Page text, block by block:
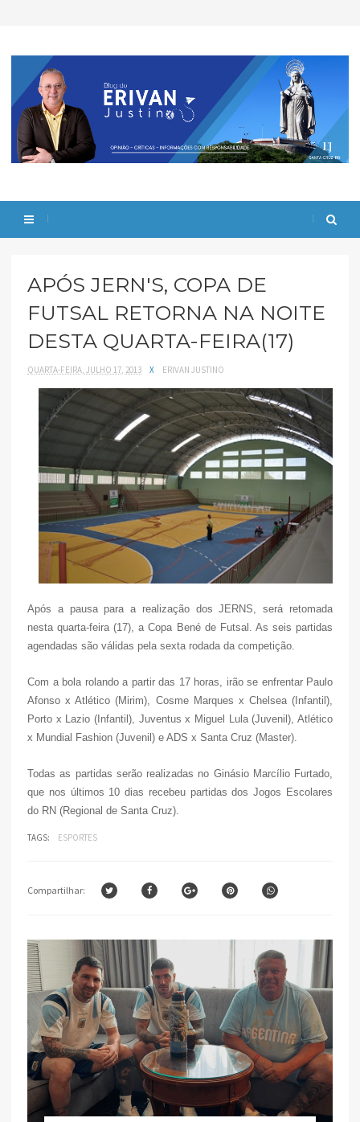
APÓS JERN'S, COPA DE
FUTSAL RETORNA NA NOITE
DESTA QUARTA-FEIRA(17)
QUARTA-FEIRA, JULHO 17, 2013 X ERIVAN JUSTINO
Após a pausa para a realização dos JERNS, será retomada
nesta quarta-feira (17), a Copa Bené de Futsal. As seis partidas
agendadas são válidas pela sexta rodada da competição.
Com a bola rolando a partir das 17 horas, irão se enfrentar Paulo
Afonso x Atlético (Mirim), Cosme Marques x Chelsea (Infantil),
Porto x Lazio (Infantil), Juventus x Miguel Lula (Juvenil), Atlético
x Mundial Fashion (Juvenil) e ADS x Santa Cruz (Master).
Todas as partidas serão realizadas no Ginásio Marcílio Furtado,
que nos últimos 10 dias recebeu partidas dos Jogos Escolares
do RN (Regional de Santa Cruz).
TAGS: ESPORTES
Compartilhar: